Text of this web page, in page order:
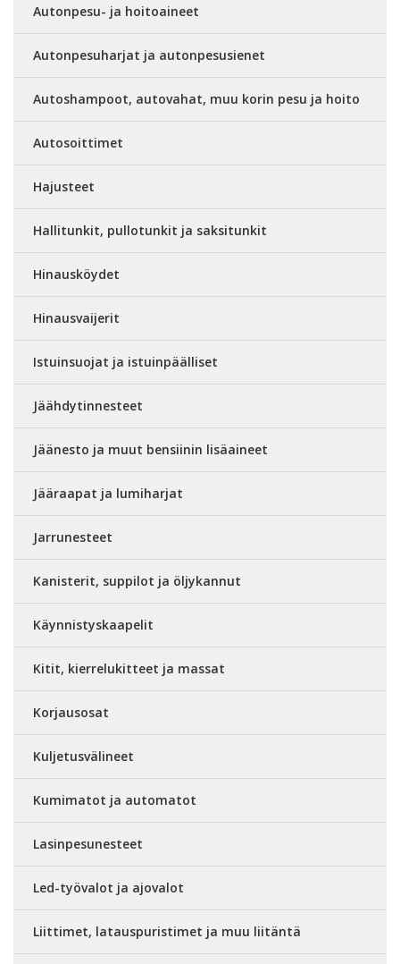
Autonpesu- ja hoitoaineet
Autonpesuharjat ja autonpesusienet
Autoshampoot, autovahat, muu korin pesu ja hoito
Autosoittimet
Hajusteet
Hallitunkit, pullotunkit ja saksitunkit
Hinausköydet
Hinausvaijerit
Istuinsuojat ja istuinpäälliset
Jäähdytinnesteet
Jäänesto ja muut bensiinin lisäaineet
Jääraapat ja lumiharjat
Jarrunesteet
Kanisterit, suppilot ja öljykannut
Käynnistyskaapelit
Kitit, kierrelukitteet ja massat
Korjausosat
Kuljetusvälineet
Kumimatot ja automatot
Lasinpesunesteet
Led-työvalot ja ajovalot
Liittimet, latauspuristimet ja muu liitäntä